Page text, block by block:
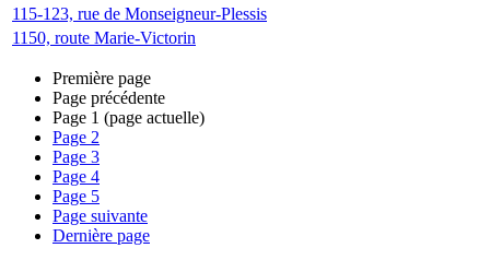
115-123, rue de Monseigneur-Plessis
1150, route Marie-Victorin
Première page
Page précédente
Page 1 (page actuelle)
Page 2
Page 3
Page 4
Page 5
Page suivante
Dernière page